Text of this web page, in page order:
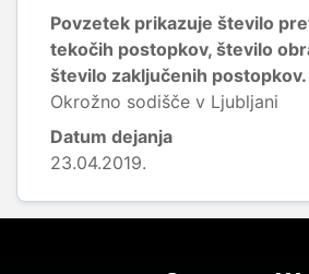
Povzetek prikazuje število
tekočih postopkov, število
število zaključenih postopkov.
Okrožno sodišče v Ljubljani
Datum dejanja
23.04.2019.